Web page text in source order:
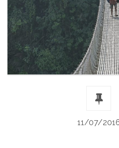
11/07/